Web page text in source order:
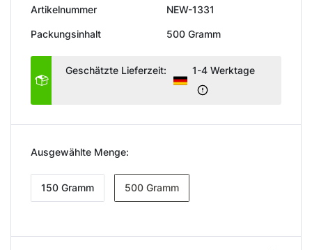
Artikelnummer NEW-1331
Packungsinhalt 500 Gramm
Geschätzte Lieferzeit: 1-4 Werktage
Ausgewählte Menge:
150 Gramm 500 Gramm